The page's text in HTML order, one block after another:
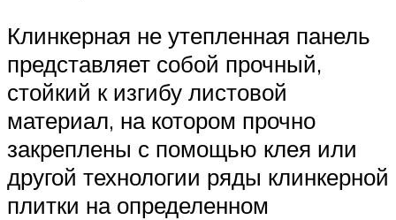
Клинкерная не утепленная панель
представляет собой прочный,
стойкий к изгибу листовой
материал, на котором прочно
закреплены с помощью клея или
другой технологии ряды клинкерной
плитки на определенном